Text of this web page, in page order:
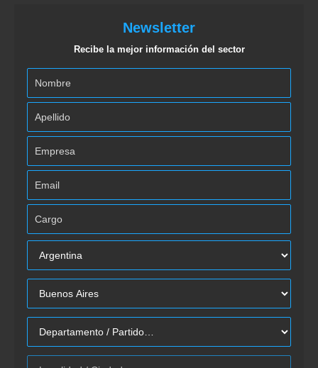
Newsletter
Recibe la mejor información del sector